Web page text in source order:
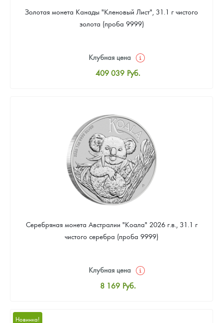
Золотая монета Канады "Кленовый Лист", 31.1 г чистого
золота (проба 9999)
Клубная цена
409 039 Руб.
Цена выкупа
384 869 Руб.
Серебряная монета Австралии "Коала" 2026 г.в., 31.1 г
чистого серебра (проба 9999)
Клубная цена
8 169 Руб.
Новинка!